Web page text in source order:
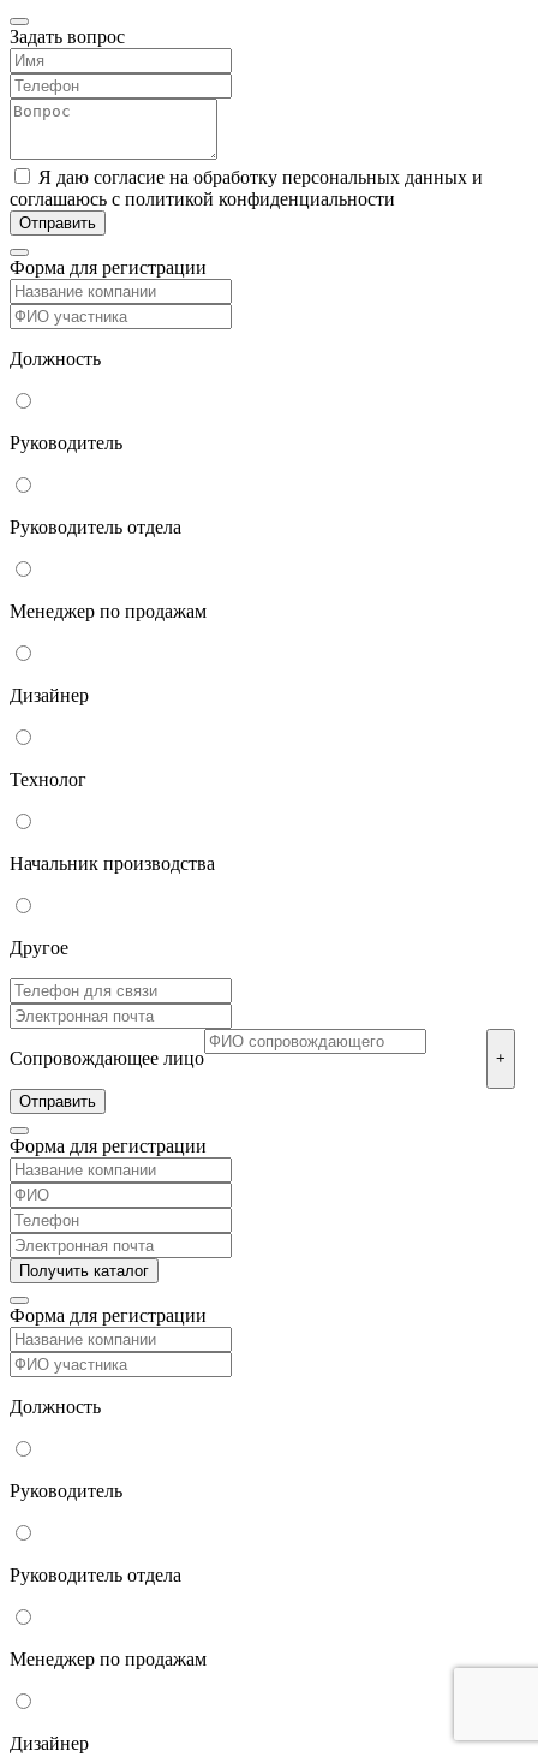
Задать вопрос
Я даю согласие на обработку персональных данных и
соглашаюсь с политикой конфиденциальности
Форма для регистрации
Должность
Руководитель
Руководитель отдела
Менеджер по продажам
Дизайнер
Технолог
Начальник производства
Другое
Сопровождающее лицо +
Форма для регистрации
Форма для регистрации
Должность
Руководитель
Руководитель отдела
Менеджер по продажам
Дизайнер